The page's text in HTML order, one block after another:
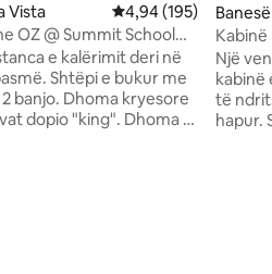
Vista Vlerësimi mesatar
4,94 (195)
OZ @ Summit School
e kalërimit deri në
Shtëpi e bukur me
banjo. Dhoma kryesore
dopio "king". Dhoma e
Kastor!
Një
kabinë
të
hapur.